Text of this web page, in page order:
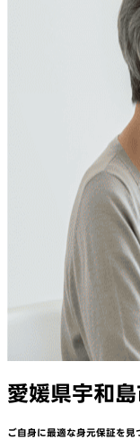
愛媛県宇和
ご自身に最適な身元保証を見